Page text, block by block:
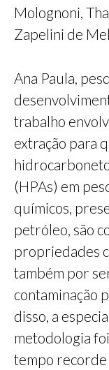
Molognoni,
Zapelini de
Ana Paula,
trabalho
extração para
(HPAs) em
químicos,
petróleo, são
propriedades
também por
contaminação
disso, a
metodologia
tempo recorde